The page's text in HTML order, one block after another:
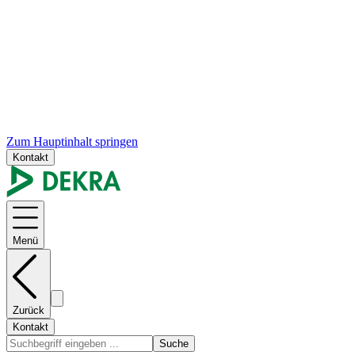
Zum Hauptinhalt springen
Kontakt
Menü
Zurück
Kontakt
Suche